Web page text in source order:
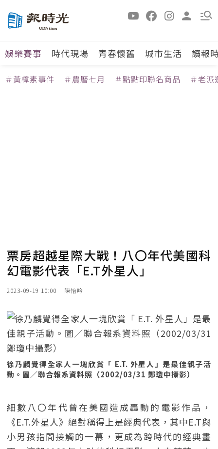
娛樂賽事 時代現場 青春懷舊 城市生活 讀報
＃黃樟素事件 ＃農曆七月 ＃點點印聯名商品 ＃老派
票房超越星際大戰！八〇年代美國科
幻電影代表「E.T外星人」
2023-09-19 10:00 陳怡吟
徐乃麟覺得全家人一塊欣賞「 E.T. 外星人」是最佳親子活
動。圖／聯合報系資料照（2002/03/31 鄭瓊中攝影）
細數八〇年代曾在美國造成轟動的電影作品，
《E.T.外星人》絕對稱得上是經典代表，其中E.T與
小男孩指間接觸的一幕，更成為跨時代的經典畫